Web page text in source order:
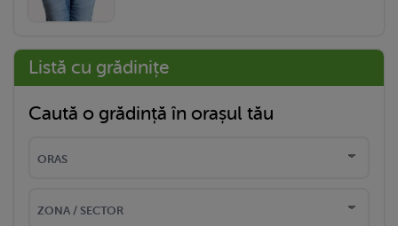
Listă cu grădinițe
Caută o grădință în orașul tău